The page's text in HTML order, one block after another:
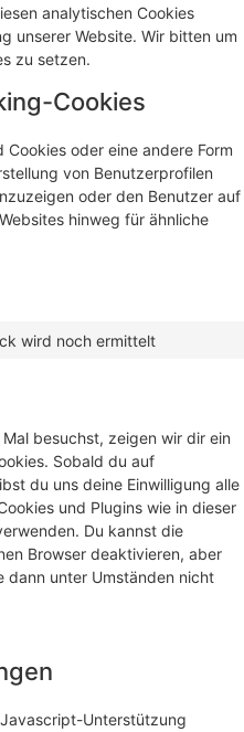
analytischen Cookies
unserer Website. Wir bitten um
zu setzen.
Cookies
oder eine andere Form
von Benutzerprofilen
oder den Benutzer auf
hinweg für ähnliche
wird noch ermittelt
besuchst, zeigen wir dir ein
Sobald du auf
du uns deine Einwilligung alle
und Plugins wie in dieser
Du kannst die
Browser deaktivieren, aber
dann unter Umständen nicht
Unterstützung